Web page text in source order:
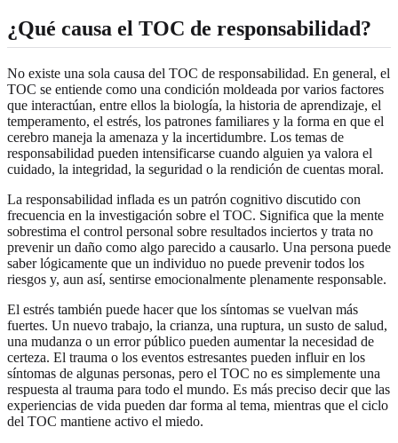
¿Qué causa el TOC de responsabilidad?
No existe una sola causa del TOC de responsabilidad. En general, el
TOC se entiende como una condición moldeada por varios factores
que interactúan, entre ellos la biología, la historia de aprendizaje, el
temperamento, el estrés, los patrones familiares y la forma en que el
cerebro maneja la amenaza y la incertidumbre. Los temas de
responsabilidad pueden intensificarse cuando alguien ya valora el
cuidado, la integridad, la seguridad o la rendición de cuentas moral.
La responsabilidad inflada es un patrón cognitivo discutido con
frecuencia en la investigación sobre el TOC. Significa que la mente
sobrestima el control personal sobre resultados inciertos y trata no
prevenir un daño como algo parecido a causarlo. Una persona puede
saber lógicamente que un individuo no puede prevenir todos los
riesgos y, aun así, sentirse emocionalmente plenamente responsable.
El estrés también puede hacer que los síntomas se vuelvan más
fuertes. Un nuevo trabajo, la crianza, una ruptura, un susto de salud,
una mudanza o un error público pueden aumentar la necesidad de
certeza. El trauma o los eventos estresantes pueden influir en los
síntomas de algunas personas, pero el TOC no es simplemente una
respuesta al trauma para todo el mundo. Es más preciso decir que las
experiencias de vida pueden dar forma al tema, mientras que el ciclo
del TOC mantiene activo el miedo.